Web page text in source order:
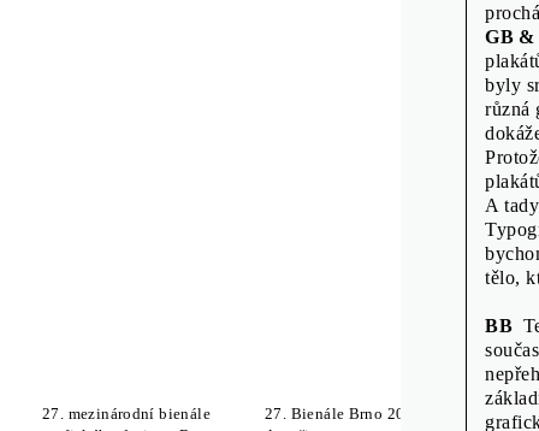
GB &
byly
různá
A
tělo,
BB
27. mezinárodní bienále
27. Bienále Brno 2016